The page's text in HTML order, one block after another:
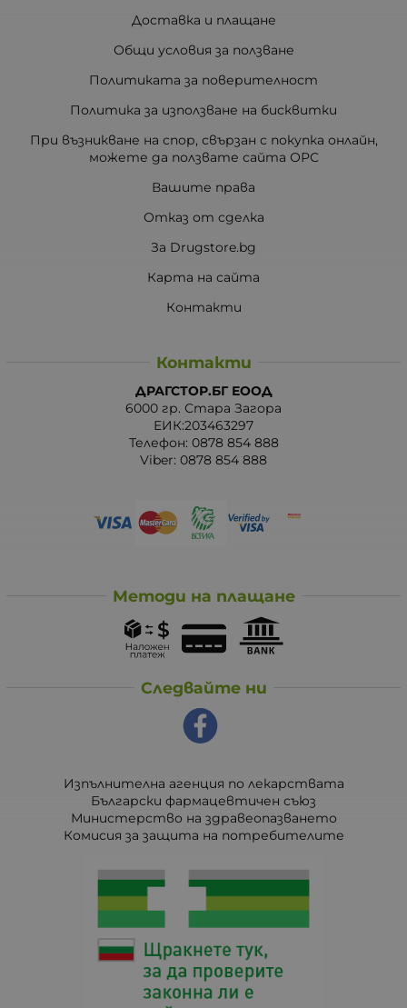
Доставка и плащане
Общи условия за ползване
Политиката за поверителност
Политика за използване на бисквитки
При възникване на спор, свързан с покупка онлайн,
можете да ползвате сайта ОРС
Вашите права
Отказ от сделка
За Drugstore.bg
Карта на сайта
Контакти
Контакти
ДРАГСТОР.БГ ЕООД
6000 гр. Стара Загора
ЕИК:203463297
Телефон: 0878 854 888
Viber: 0878 854 888
Методи на плащане
Следвайте ни
Изпълнителна агенция по лекарствата
Български фармацевтичен съюз
Министерство на здравеопазването
Комисия за защита на потребителите